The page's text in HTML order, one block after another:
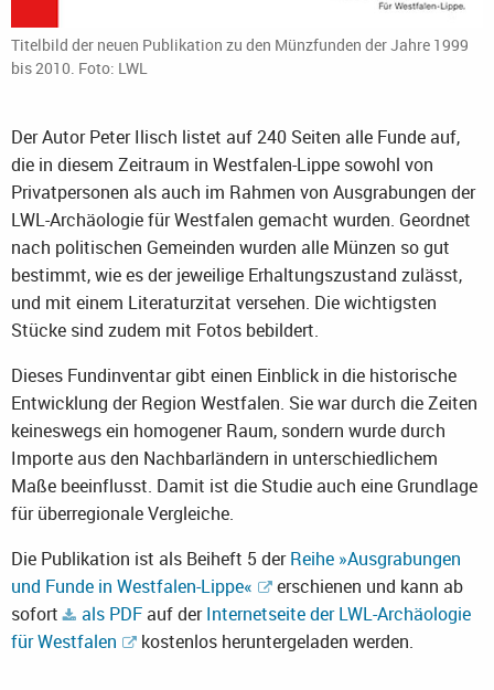
Titelbild der neuen Publikation zu den Münzfunden der Jahre 1999
bis 2010. Foto: LWL
Der Autor Peter Ilisch listet auf 240 Seiten alle Funde auf,
die in diesem Zeitraum in Westfalen-Lippe sowohl von
Privatpersonen als auch im Rahmen von Ausgrabungen der
LWL-Archäologie für Westfalen gemacht wurden. Geordnet
nach politischen Gemeinden wurden alle Münzen so gut
bestimmt, wie es der jeweilige Erhaltungszustand zulässt,
und mit einem Literaturzitat versehen. Die wichtigsten
Stücke sind zudem mit Fotos bebildert.
Dieses Fundinventar gibt einen Einblick in die historische
Entwicklung der Region Westfalen. Sie war durch die Zeiten
keineswegs ein homogener Raum, sondern wurde durch
Importe aus den Nachbarländern in unterschiedlichem
Maße beeinflusst. Damit ist die Studie auch eine Grundlage
für überregionale Vergleiche.
Die Publikation ist als Beiheft 5 derReihe »Ausgrabungen
und Funde in Westfalen-Lippe«
erschienen und kann ab
sofort
als PDFauf derInternetseite der LWL-Archäologie
für Westfalen
kostenlos heruntergeladen werden.